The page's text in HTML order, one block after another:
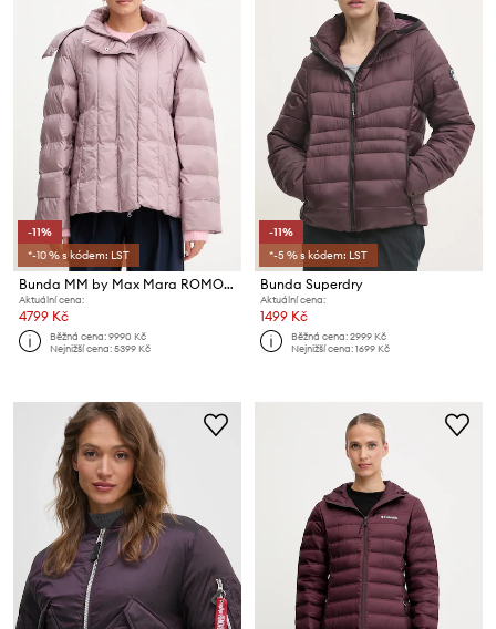
-11%
*-10 % s kódem: LST
Bunda MM by Max Mara ROMOLO
Aktuální cena:
4799 Kč
Běžná cena:9990 Kč
Nejnižší cena:5399 Kč
-11%
*-5 % s kódem: LST
Bunda Superdry
Aktuální cena:
1499 Kč
Běžná cena:2999 Kč
Nejnižší cena:1699 Kč